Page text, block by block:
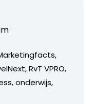
RvT VPRO,
onderwijs,